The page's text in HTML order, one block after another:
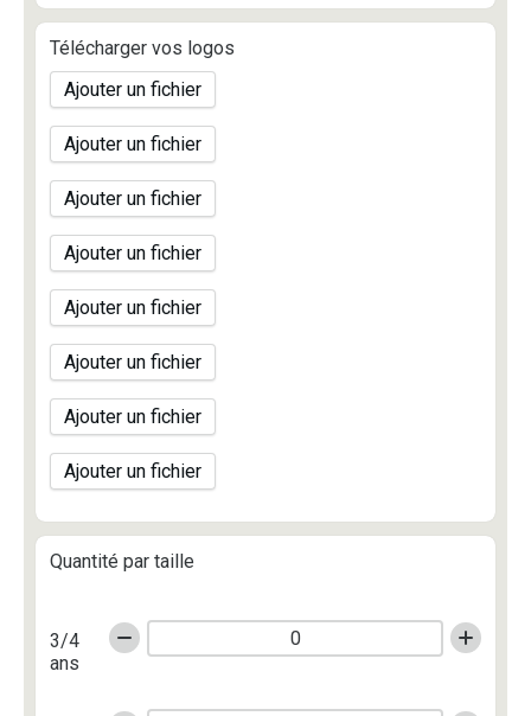
Télécharger vos logos
Ajouter un fichier
Ajouter un fichier
Ajouter un fichier
Ajouter un fichier
Ajouter un fichier
Ajouter un fichier
Ajouter un fichier
Ajouter un fichier
Quantité par taille
3/4
ans